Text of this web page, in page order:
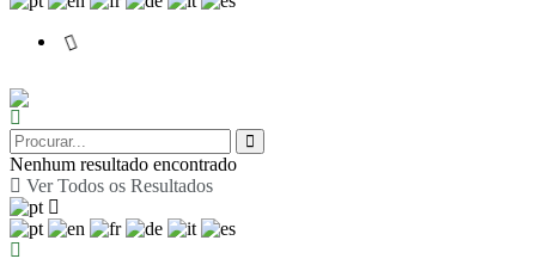
Nenhum resultado encontrado
Ver Todos os Resultados